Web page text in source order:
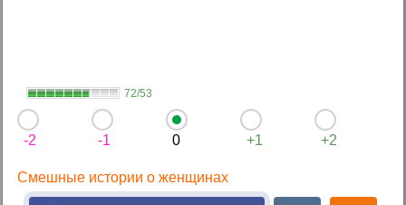
72/53
-2 -1 0 +1 +2
Смешные истории о женщинах